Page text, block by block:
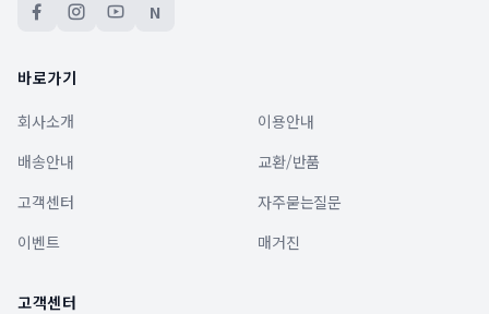
N
바로가기
회사소개
이용안내
배송안내
교환/반품
고객센터
자주묻는질문
이벤트
매거진
고객센터